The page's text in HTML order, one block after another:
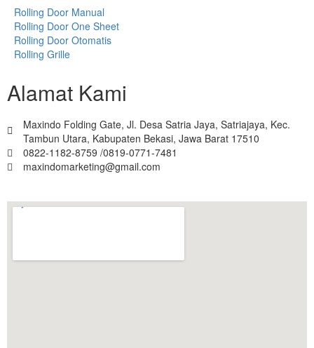
Rolling Door Manual
Rolling Door One Sheet
Rolling Door Otomatis
Rolling Grille
Alamat Kami
Maxindo Folding Gate, Jl. Desa Satria Jaya, Satriajaya, Kec.
Tambun Utara, Kabupaten Bekasi, Jawa Barat 17510
0822-1182-8759 /0819-0771-7481
maxindomarketing@gmail.com